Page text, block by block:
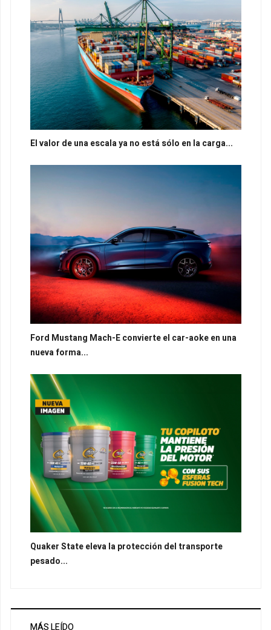
El valor de una escala ya no está sólo en la carga...
Ford Mustang Mach-E convierte el car-aoke en una
nueva forma...
Quaker State eleva la protección del transporte
pesado...
MÁS LEÍDO